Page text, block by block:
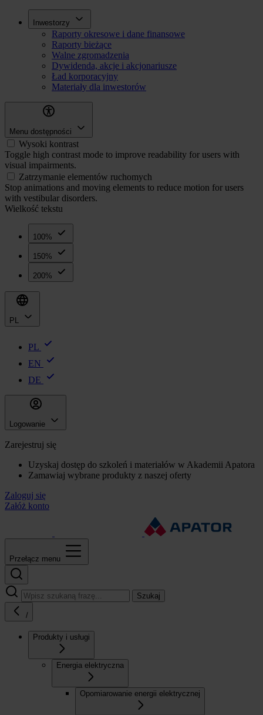
Inwestorzy
Raporty okresowe i dane finansowe
Raporty bieżące
Walne zgromadzenia
Dywidenda, akcje i akcjonariusze
Ład korporacyjny
Materiały dla inwestorów
Menu dostępności
Wysoki kontrast
Toggle high contrast mode to improve readability for users with
visual impairments.
Zatrzymanie elementów ruchomych
Stop animations and moving elements to reduce motion for users
with vestibular disorders.
Wielkość tekstu
100%
150%
200%
PL
PL
EN
DE
Logowanie
Zarejestruj się
Uzyskaj dostęp do szkoleń i materiałów w Akademii Apatora
Zamawiaj wybrane produkty z naszej oferty
Zaloguj się
Załóż konto
Przełącz menu
Szukaj
/
Produkty i usługi
Energia elektryczna
Opomiarowanie energii elektrycznej